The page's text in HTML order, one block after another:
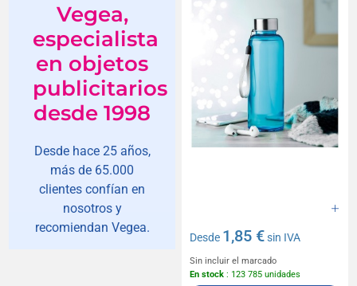
Vegea,
especialista
en objetos
publicitarios
desde 1998
Desde hace 25 años,
más de 65.000
clientes confían en
nosotros y
recomiendan Vegea.
Desde 1,85 €sin IVA
Sin incluir el marcado
En stock : 123 785 unidades